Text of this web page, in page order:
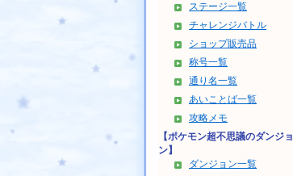
ステージ一覧
チャレンジバトル
ショップ販売品
称号一覧
通り名一覧
あいことば一覧
攻略メモ
【ポケモン超不思議のダンジョ
ン】
ダンジョン一覧